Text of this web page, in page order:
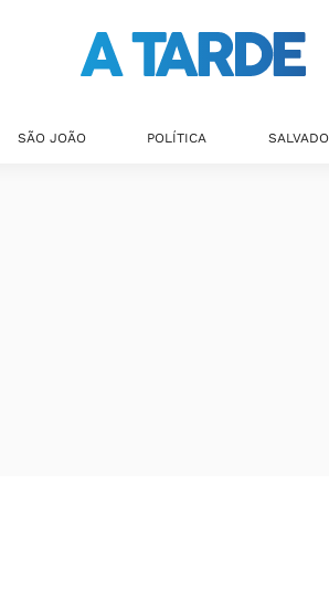
SÃO JOÃO POLÍTICA